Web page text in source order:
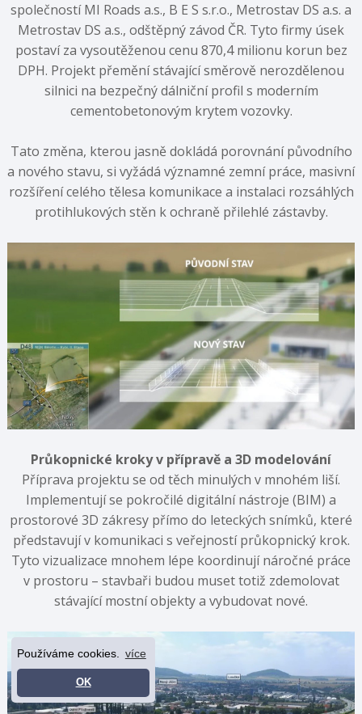
Používáme cookies. více
OK
společností MI Roads a.s., B E S s.r.o., Metrostav DS a.s. a
Metrostav DS a.s., odštěpný závod ČR. Tyto firmy úsek
postaví za vysoutěženou cenu 870,4 milionu korun bez
DPH. Projekt přemění stávající směrově nerozdělenou
silnici na bezpečný dálniční profil s moderním
cementobetonovým krytem vozovky.
Tato změna, kterou jasně dokládá porovnání původního
a nového stavu, si vyžádá významné zemní práce, masivní
rozšíření celého tělesa komunikace a instalaci rozsáhlých
protihlukových stěn k ochraně přilehlé zástavby.
Průkopnické kroky v přípravě a 3D modelování
Příprava projektu se od těch minulých v mnohém liší.
Implementují se pokročilé digitální nástroje (BIM) a
prostorové 3D zákresy přímo do leteckých snímků, které
představují v komunikaci s veřejností průkopnický krok.
Tyto vizualizace mnohem lépe koordinují náročné práce
v prostoru – stavbaři budou muset totiž zdemolovat
stávající mostní objekty a vybudovat nové.